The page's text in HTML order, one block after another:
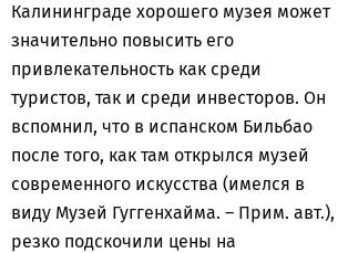
Калининграде хорошего музея может
значительно повысить его
привлекательность как среди
туристов, так и среди инвесторов. Он
вспомнил, что в испанском Бильбао
после того, как там открылся музей
современного искусства (имелся в
виду Музей Гуггенхайма. – Прим. авт.),
резко подскочили цены на